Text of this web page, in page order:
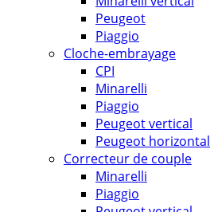
Peugeot
Piaggio
Cloche-embrayage
CPI
Minarelli
Piaggio
Peugeot vertical
Peugeot horizontal
Correcteur de couple
Minarelli
Piaggio